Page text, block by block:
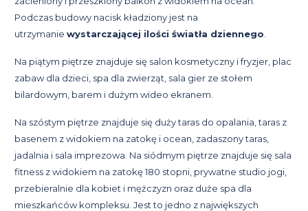
Podczas budowy nacisk kładziony jest na
utrzymanie wystarczającej ilości światła dziennego
Na piątym piętrze znajduje się salon kosmetyczny i fryzjer, plac
zabaw dla dzieci, spa dla zwierząt, sala gier ze stołem
bilardowym, barem i dużym wideo ekranem.
Na szóstym piętrze znajduje się duży taras do opalania, taras z
basenem z widokiem na zatokę i ocean, zadaszony taras,
jadalnia i sala imprezowa. Na siódmym piętrze znajduje się sala
fitness z widokiem na zatokę 180 stopni, prywatne studio jogi,
przebieralnie dla kobiet i mężczyzn oraz duże spa dla
mieszkańców kompleksu. Jest to jedno z największych